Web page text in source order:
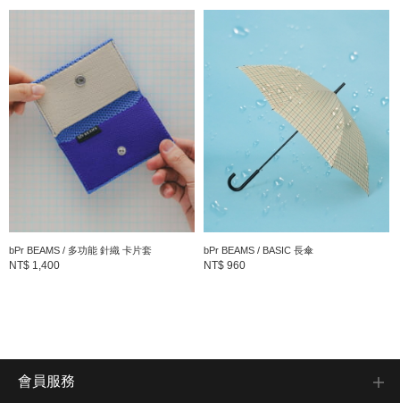
bPr BEAMS / 多功能 針織 卡片套
NT$ 1,400
bPr BEAMS / BASIC 長傘
NT$ 960
會員服務